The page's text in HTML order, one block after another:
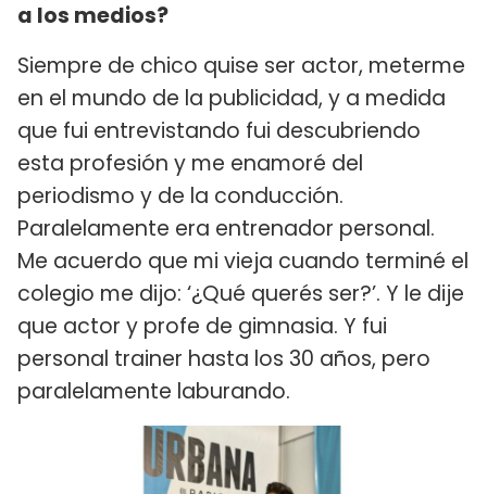
a los medios?
Siempre de chico quise ser actor, meterme
en el mundo de la publicidad, y a medida
que fui entrevistando fui descubriendo
esta profesión y me enamoré del
periodismo y de la conducción.
Paralelamente era entrenador personal.
Me acuerdo que mi vieja cuando terminé el
colegio me dijo: ‘¿Qué querés ser?’. Y le dije
que actor y profe de gimnasia. Y fui
personal trainer hasta los 30 años, pero
paralelamente laburando.